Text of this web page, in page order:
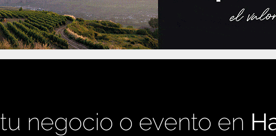
tu negocio o evento en